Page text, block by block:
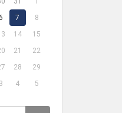
7
8
14
15
21
22
28
29
3 4 5